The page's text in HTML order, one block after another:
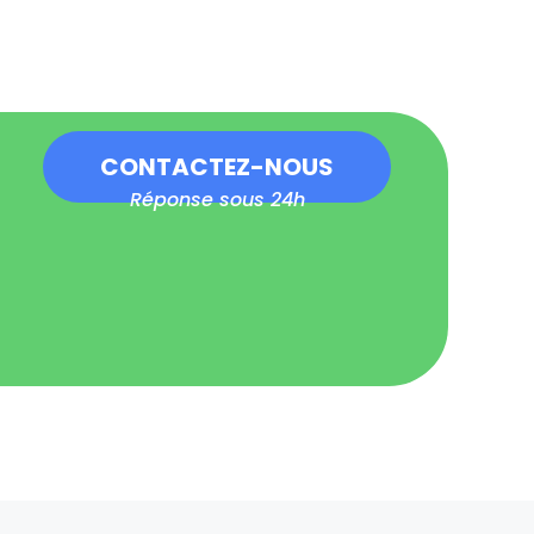
CONTACTEZ-NOUS
Réponse sous 24h